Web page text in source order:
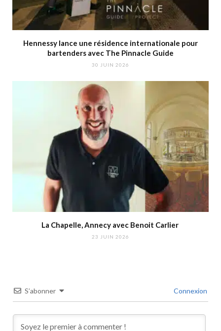
Hennessy lance une résidence internationale pour
bartenders avec The Pinnacle Guide
30 JUIN 2026
La Chapelle, Annecy avec Benoit Carlier
23 JUIN 2026
S’abonner Connexion